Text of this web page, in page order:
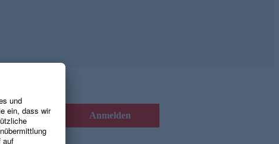
Anmelden